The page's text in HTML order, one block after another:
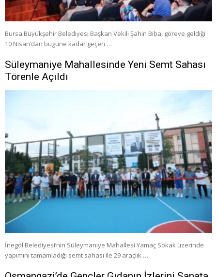
Bursa Büyükşehir Belediyesi Başkan Vekili Şahin Biba, göreve geldiği
10 Nisan’dan bugüne kadar geçen …
Süleymaniye Mahallesinde Yeni Semt Sahası
Törenle Açıldı
İnegöl Belediyesi’nin Süleymaniye Mahallesi Yamaç Sokak üzerinde
yapımını tamamladığı semt sahası ile 29 araçlık …